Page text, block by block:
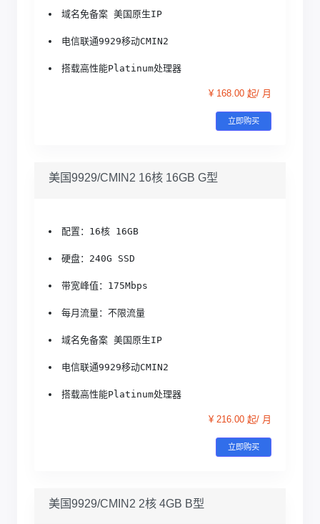
域名免备案 美国原生IP
电信联通9929移动CMIN2
搭载高性能Platinum处理器
¥ 168.00 起/ 月
立即购买
美国9929/CMIN2 16核 16GB G型
配置：16核 16GB
硬盘：240G SSD
带宽峰值：175Mbps
每月流量：不限流量
域名免备案 美国原生IP
电信联通9929移动CMIN2
搭载高性能Platinum处理器
¥ 216.00 起/ 月
立即购买
美国9929/CMIN2 2核 4GB B型